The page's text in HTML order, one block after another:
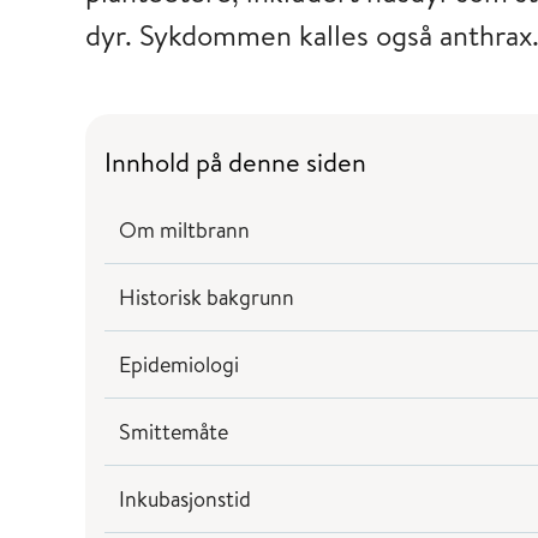
dyr. Sykdommen kalles også anthrax.
Innhold på denne siden
Om miltbrann
Historisk bakgrunn
Epidemiologi
Smittemåte
Inkubasjonstid